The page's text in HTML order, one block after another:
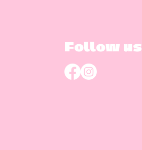
Follow us